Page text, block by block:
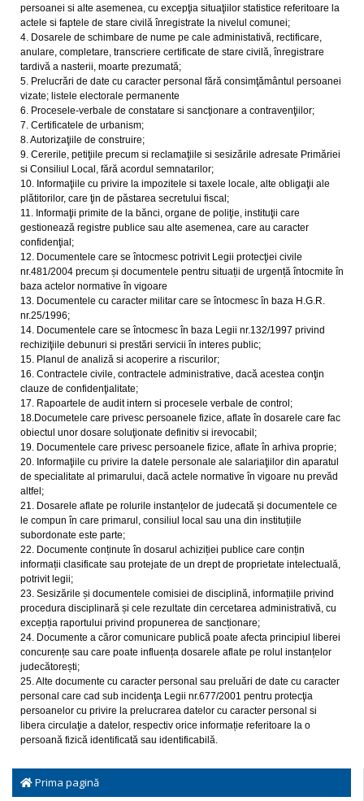
Prima pagină
persoanei si alte asemenea, cu excepţia situaţiilor statistice referitoare la
actele si faptele de stare civilă înregistrate la nivelul comunei;
4. Dosarele de schimbare de nume pe cale administativă, rectificare,
anulare, completare, transcriere certificate de stare civilă, înregistrare
tardivă a nasterii, moarte prezumată;
5. Prelucrări de date cu caracter personal fără consimţământul persoanei
vizate; listele electorale permanente
6. Procesele-verbale de constatare si sancţionare a contravenţiilor;
7. Certificatele de urbanism;
8. Autorizaţiile de construire;
9. Cererile, petiţiile precum si reclamaţiile si sesizările adresate Primăriei
si Consiliul Local, fără acordul semnatarilor;
10. Informaţiile cu privire la impozitele si taxele locale, alte obligaţii ale
plătitorilor, care ţin de păstarea secretului fiscal;
11. Informaţii primite de la bănci, organe de poliţie, instituţii care
gestionează registre publice sau alte asemenea, care au caracter
confidenţial;
12. Documentele care se întocmesc potrivit Legii protecţiei civile
nr.481/2004 precum și documentele pentru situații de urgență întocmite în
baza actelor normative în vigoare
13. Documentele cu caracter militar care se întocmesc în baza H.G.R.
nr.25/1996;
14. Documentele care se întocmesc în baza Legii nr.132/1997 privind
rechiziţiile debunuri si prestări servicii în interes public;
15. Planul de analiză si acoperire a riscurilor;
16. Contractele civile, contractele administrative, dacă acestea conţin
clauze de confidenţialitate;
17. Rapoartele de audit intern si procesele verbale de control;
18.Documetele care privesc persoanele fizice, aflate în dosarele care fac
obiectul unor dosare soluţionate definitiv si irevocabil;
19. Documentele care privesc persoanele fizice, aflate în arhiva proprie;
20. Informaţiile cu privire la datele personale ale salariaţiilor din aparatul
de specialitate al primarului, dacă actele normative în vigoare nu prevăd
altfel;
21. Dosarele aflate pe rolurile instanțelor de judecată și documentele ce
le compun în care primarul, consiliul local sau una din instituțiile
subordonate este parte;
22. Documente conținute în dosarul achiziției publice care conțin
informații clasificate sau protejate de un drept de proprietate intelectuală,
potrivit legii;
23. Sesizările și documentele comisiei de disciplină, informațiile privind
procedura disciplinară și cele rezultate din cercetarea administrativă, cu
excepția raportului privind propunerea de sancționare;
24. Documente a căror comunicare publică poate afecta principiul liberei
concurențe sau care poate influența dosarele aflate pe rolul instanțelor
judecătorești;
25. Alte documente cu caracter personal sau preluări de date cu caracter
personal care cad sub incidenţa Legii nr.677/2001 pentru protecţia
persoanelor cu privire la prelucrarea datelor cu caracter personal si
libera circulaţie a datelor, respectiv orice informație referitoare la o
persoană fizică identificată sau identificabilă.